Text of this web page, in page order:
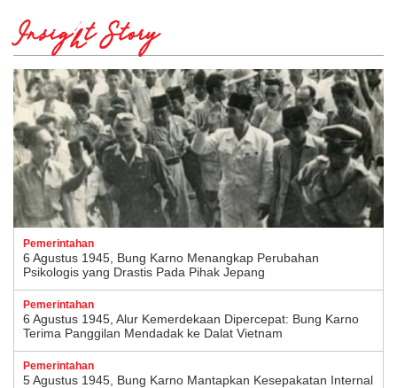
Insight Story
Pemerintahan
6 Agustus 1945, Bung Karno Menangkap Perubahan
Psikologis yang Drastis Pada Pihak Jepang
Pemerintahan
6 Agustus 1945, Alur Kemerdekaan Dipercepat: Bung Karno
Terima Panggilan Mendadak ke Dalat Vietnam
Pemerintahan
5 Agustus 1945, Bung Karno Mantapkan Kesepakatan Internal